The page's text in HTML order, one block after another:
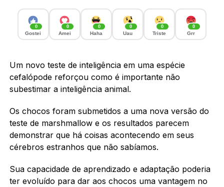
0
Gostei
0
Amei
0
Haha
0
Uau
0
Triste
0
Grr
Um novo teste de inteligência em uma espécie
cefalópode reforçou como é importante não
subestimar a inteligência animal.
Os chocos foram submetidos a uma nova versão do
teste de marshmallow e os resultados parecem
demonstrar que há coisas acontecendo em seus
cérebros estranhos que não sabíamos.
Sua capacidade de aprendizado e adaptação poderia
ter evoluído para dar aos chocos uma vantagem no